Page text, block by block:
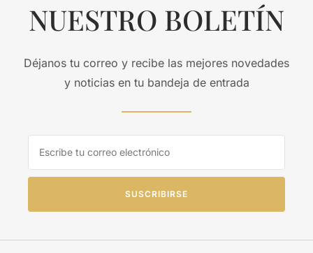
NUESTRO BOLETÍN
Déjanos tu correo y recibe las mejores novedades
y noticias en tu bandeja de entrada
SUSCRIBIRSE